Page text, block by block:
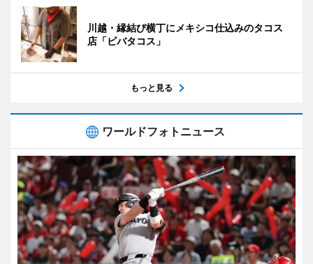
川越・縁結び横丁にメキシコ仕込みのタコス
店「ビバタコス」
もっと見る
ワールドフォトニュース